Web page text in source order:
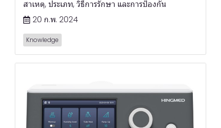
สาเหตุ, ประเภท, วิธีการรักษา และการป้องกัน
20 ก.พ. 2024
Knowledge